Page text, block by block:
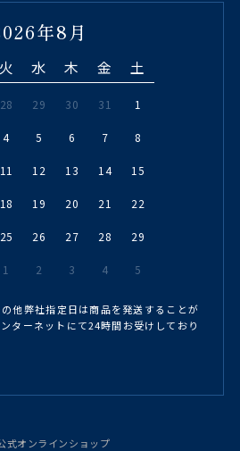
年8月
火 水 木 金 土
28 29 30 31 1
4 5 6 7 8
11 12 13 14 15
18 19 20 21 22
25 26 27 28 29
1 2 3 4 5
他弊社指定日は商品を発送することが
ターネットにて24時間お受けしており
オンラインショップ